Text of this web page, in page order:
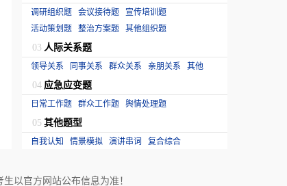
调研组织题 会议接待题 宣传培训题
活动策划题 整治方案题 其他组织题
03 人际关系题
领导关系 同事关系 群众关系 亲朋关系 其他
04 应急应变题
日常工作题 群众工作题 舆情处理题
05 其他题型
自我认知 情景模拟 演讲串词 复合综合
以官方网站公布信息为准！